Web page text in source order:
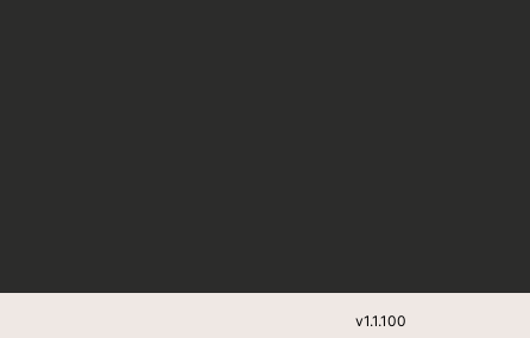
v1.1.100